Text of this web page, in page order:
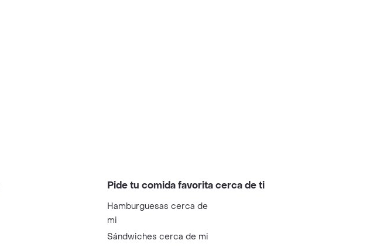
Pide tu comida favorita cerca de ti
Hamburguesas cerca de
mi
Sándwiches cerca de mi